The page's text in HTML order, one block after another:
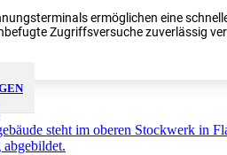
ermöglichen eine
Zugriffsversuche zuverlässig